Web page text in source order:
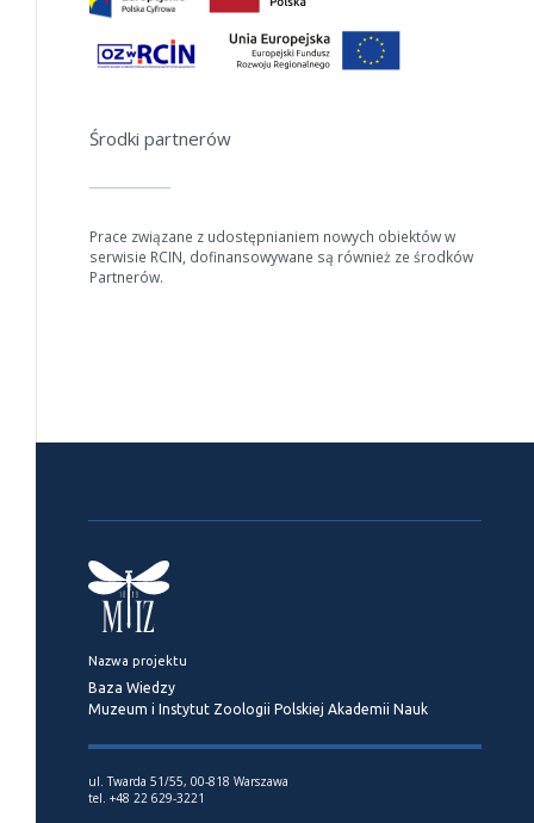
Środki partnerów
Prace związane z udostępnianiem nowych obiektów w
serwisie RCIN, dofinansowywane są również ze środków
Partnerów.
Nazwa projektu
Baza Wiedzy
Muzeum i Instytut Zoologii Polskiej Akademii Nauk
ul. Twarda 51/55, 00-818 Warszawa
tel. +48 22 629-3221